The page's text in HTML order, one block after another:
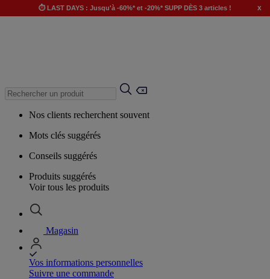
⏱️ LAST DAYS : Jusqu'à -60%* et -20%* SUPP DÈS 3 articles ! x
Nos clients recherchent souvent
Mots clés suggérés
Conseils suggérés
Produits suggérés
Voir tous les produits
Magasin
Vos informations personnelles
Suivre une commande